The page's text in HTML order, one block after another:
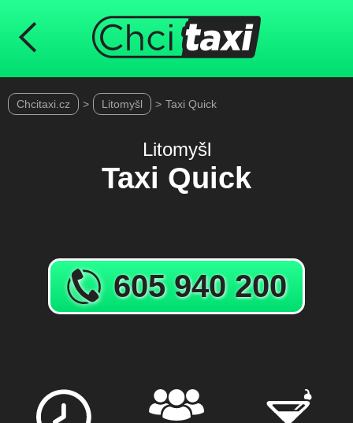
Chcitaxi.cz > Litomyšl > Taxi Quick
Taxi Quick
Litomyšl
605 940 200